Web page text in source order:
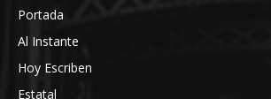
Portada
Al Instante
Hoy Escriben
Estatal